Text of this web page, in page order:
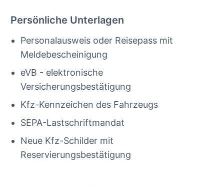
Persönliche Unterlagen
Personalausweis oder Reisepass mit
Meldebescheinigung
eVB - elektronische
Versicherungsbestätigung
Kfz-Kennzeichen des Fahrzeugs
SEPA-Lastschriftmandat
Neue Kfz-Schilder mit
Reservierungsbestätigung